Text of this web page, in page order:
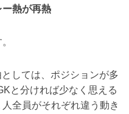
熱が再熱
しては、ポジションが多
と分ければ少なく思える
全員がそれぞれ違う動き